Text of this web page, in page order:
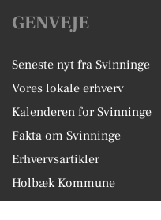
GENVEJE
Seneste nyt fra Svinninge
Vores lokale erhverv
Kalenderen for Svinninge
Fakta om Svinninge
Erhvervsartikler
Holbæk Kommune